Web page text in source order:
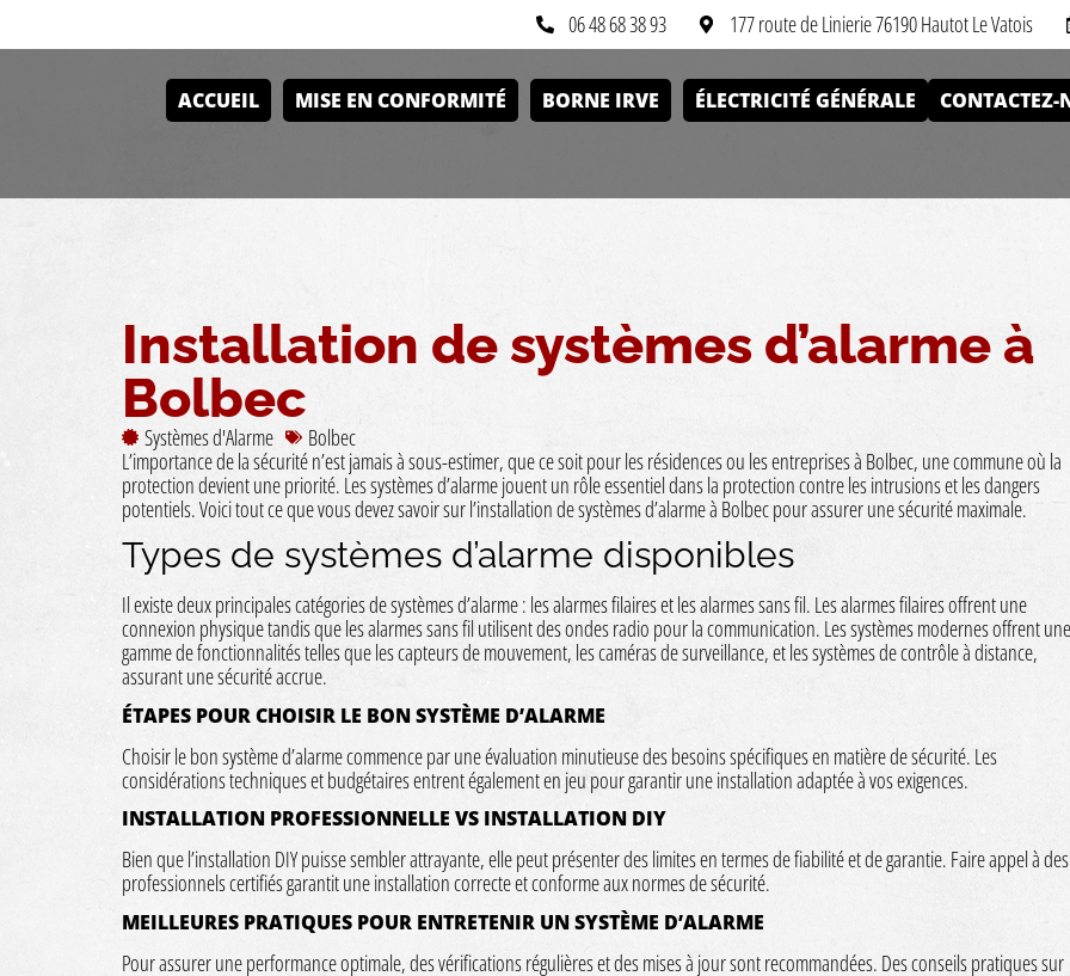
06 48 68 38 93 177 route de Linierie 76190 Hautot Le Vatois
ACCUEIL MISE EN CONFORMITÉ BORNE IRVE ÉLECTRICITÉ GÉNÉRALE CONTACTEZ-
Installation de systèmes d’alarme à
Bolbec
Systèmes d'Alarme
Bolbec
L’importance de la sécurité n’est jamais à sous-estimer, que ce soit pour les résidences ou les entreprises à Bolbec, une commune où la
protection devient une priorité. Les systèmes d’alarme jouent un rôle essentiel dans la protection contre les intrusions et les dangers
potentiels. Voici tout ce que vous devez savoir sur l’installation de systèmes d’alarme à Bolbec pour assurer une sécurité maximale.
Types de systèmes d’alarme disponibles
Il existe deux principales catégories de systèmes d’alarme : les alarmes filaires et les alarmes sans fil. Les alarmes filaires offrent une
connexion physique tandis que les alarmes sans fil utilisent des ondes radio pour la communication. Les systèmes modernes offrent une
gamme de fonctionnalités telles que les capteurs de mouvement, les caméras de surveillance, et les systèmes de contrôle à distance,
assurant une sécurité accrue.
ÉTAPES POUR CHOISIR LE BON SYSTÈME D’ALARME
Choisir le bon système d’alarme commence par une évaluation minutieuse des besoins spécifiques en matière de sécurité. Les
considérations techniques et budgétaires entrent également en jeu pour garantir une installation adaptée à vos exigences.
INSTALLATION PROFESSIONNELLE VS INSTALLATION DIY
Bien que l’installation DIY puisse sembler attrayante, elle peut présenter des limites en termes de fiabilité et de garantie. Faire appel à des
professionnels certifiés garantit une installation correcte et conforme aux normes de sécurité.
MEILLEURES PRATIQUES POUR ENTRETENIR UN SYSTÈME D’ALARME
Pour assurer une performance optimale, des vérifications régulières et des mises à jour sont recommandées. Des conseils pratiques sur